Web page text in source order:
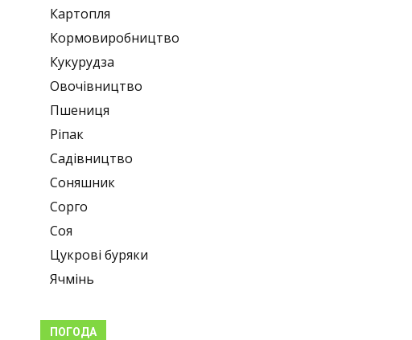
Картопля
Кормовиробництво
Кукурудза
Овочівництво
Пшениця
Ріпак
Садівництво
Соняшник
Сорго
Соя
Цукрові буряки
Ячмінь
ПОГОДА